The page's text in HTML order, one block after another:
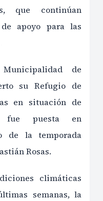
que continúan
apoyo para las
de
su Refugio de
en situación de
fue puesta en
de la temporada
Rosas.
climáticas
semanas, la